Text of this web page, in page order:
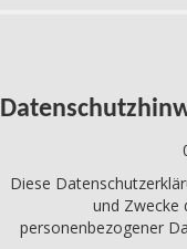
Diese
und Zwecke
personenbezogener